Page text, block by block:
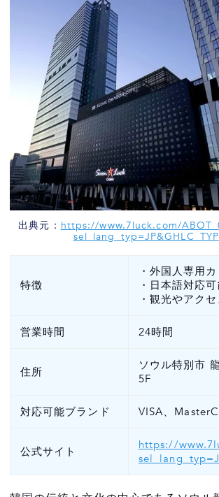
出典元： https://www.7luck.com/
特徴
・外国人専用
・日本語対応
・観光やアク
営業時間 24時間
住所
ソウル特別市
5F
対応可能ブランド VISA、
公式サイト
https://